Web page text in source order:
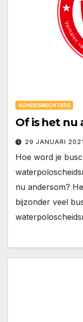
SCHEIDSRECHTERS
Of is het nu
29 JANUARI 2021
Hoe word je
nu andersom?
bijzonder veel